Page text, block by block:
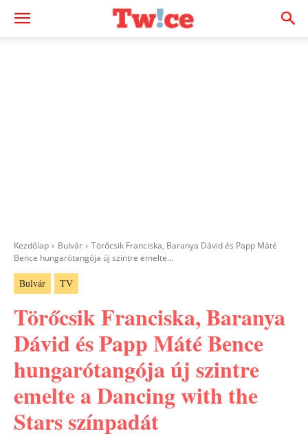
Kezdőlap Bulvár
Törőcsik Franciska, Baranya Dávid és Papp Máté
Bence hungarótangója új szintre emelte...
Bulvár TV
Törőcsik Franciska, Baranya
Dávid és Papp Máté Bence
hungarótangója új szintre
emelte a Dancing with the
Stars színpadát